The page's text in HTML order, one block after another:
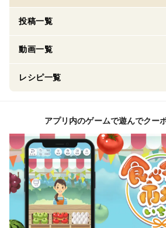
投稿一覧
動画一覧
レシピ一覧
アプリ内のゲームで遊んでクー